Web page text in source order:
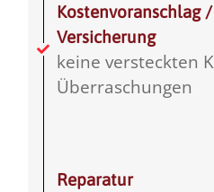
Kostenvoranschlag
Versicherung
keine versteckten
Überraschungen
Reparatur